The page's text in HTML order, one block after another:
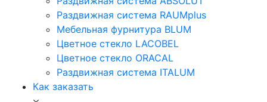
Раздвижная система RAUMplus
Мебельная фурнитура BLUM
Цветное стекло LACOBEL
Цветное стекло ORACAL
Раздвижная система ITALUM
Как заказать